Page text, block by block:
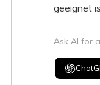
geeignet
Ask AI for